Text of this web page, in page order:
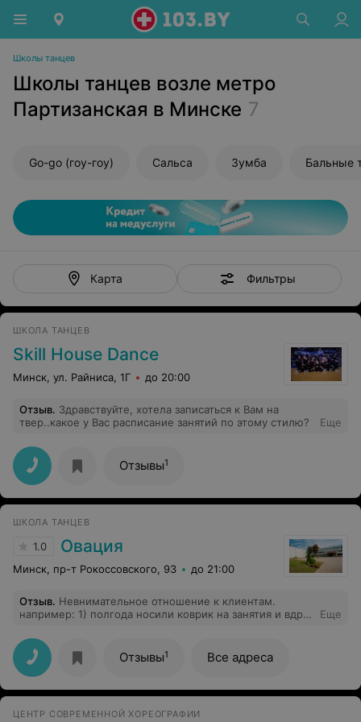
Школы танцев
Школы танцев возле метро
Партизанская в Минске 7
Go-go (гоу-гоу) Сальса Зумба Бальные
Карта Фильтры
ШКОЛА ТАНЦЕВ
Skill House Dance
Минск, ул. Райниса, 1Г до 20:00
Отзыв. Здравствуйте, хотела записаться к Вам на
твер..какое у Вас расписание занятий по этому стилю?
Еще
Отзывы1
ШКОЛА ТАНЦЕВ
1.0 Овация
Минск, пр-т Рокоссовского, 93 до 21:00
Отзыв. Невнимательное отношение к клиентам.
например: 1) полгода носили коврик на занятия и вдруг
Оказывается преподаватель сказал об этом детям.
пятилеткам. Кто-то из детей передал взрослым, кто-
то нет. 2) несколько раз наш дневник забирал кто-то
другой. это конечно не плюс родителям, которые
хватают пачку дневников не глядя, а потом, возможно
концерта они потеряли моего ребенка. т.е. детей они
Еще
Отзывы1 Все адреса
ЦЕНТР СОВРЕМЕННОЙ ХОРЕОГРАФИИ